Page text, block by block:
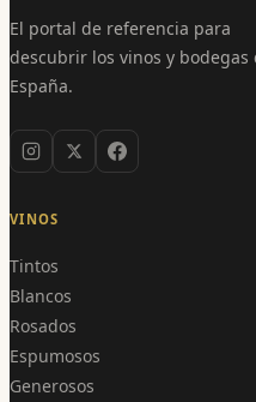
El portal de referencia para
descubrir los vinos y bodegas
España.
VINOS
Tintos
Blancos
Rosados
Espumosos
Generosos